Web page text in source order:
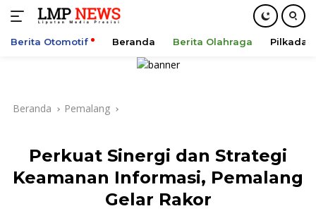
Berita Otomotif Beranda Berita Olahraga Pilkada
Beranda Pemalang
Perkuat Sinergi dan Strategi
Keamanan Informasi, Pemalang
Gelar Rakor